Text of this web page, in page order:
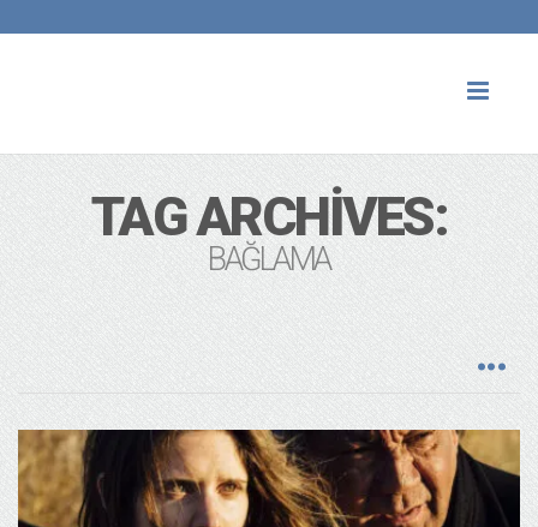
TAG ARCHIVES:
BAĞLAMA